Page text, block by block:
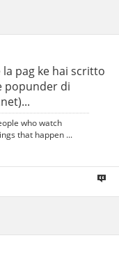
pag ke hai scritto
popunder di
who watch
that happen ...